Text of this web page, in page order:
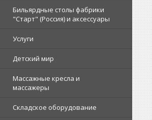
Бильярдные столы фабрики
"Cтарт" (Россия) и аксессуары
Услуги
Детский мир
Массажные кресла и
массажеры
Складское оборудование